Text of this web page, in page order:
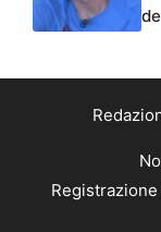
Registrazione